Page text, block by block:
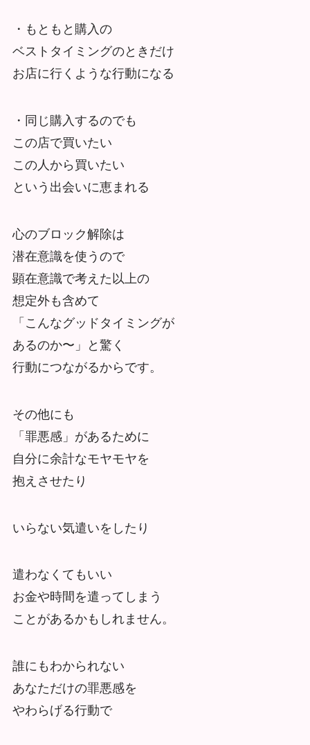
・もともと購入の
ベストタイミングのときだけ
お店に行くような行動になる
・同じ購入するのでも
この店で買いたい
この人から買いたい
という出会いに恵まれる
心のブロック解除は
潜在意識を使うので
顕在意識で考えた以上の
想定外も含めて
「こんなグッドタイミングが
あるのか〜」と驚く
行動につながるからです。
その他にも
「罪悪感」があるために
自分に余計なモヤモヤを
抱えさせたり
いらない気遣いをしたり
遣わなくてもいい
お金や時間を遣ってしまう
ことがあるかもしれません。
誰にもわかられない
あなただけの罪悪感を
やわらげる行動で